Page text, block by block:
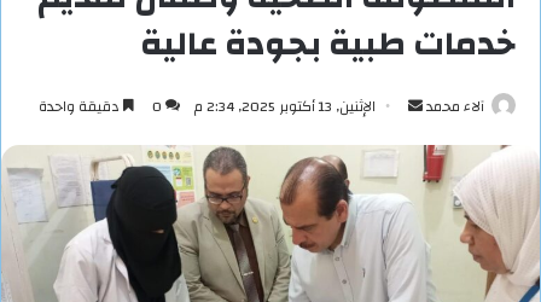
خدمات طبية بجودة عالية
آلاء محمد
أرسل الإثنين, 13 أكتوبر 2025, 2:34 م 0 دقيقة واحدة